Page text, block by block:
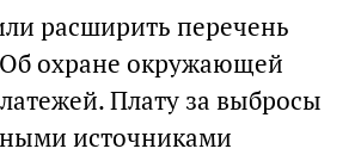
расширить перечень
охране окружающей
Плату за выбросы
источниками